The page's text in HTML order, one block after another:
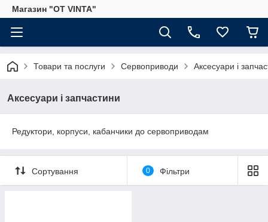
Магазин "OT VINTA"
Товари та послуги Сервоприводи Аксесуари і
Аксесуари і запчастини
Редуктори, корпуси, кабанчики до сервоприводам
Сортування 0 Фільтри